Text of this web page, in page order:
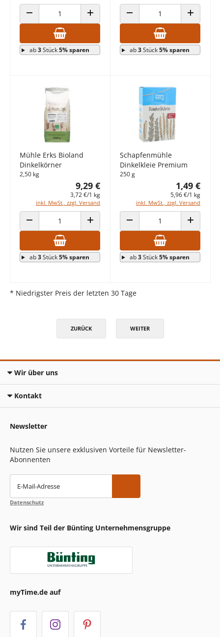
ANZAHL VERRINGERN ANZAHL ERHÖHEN
ab3Stück5% sparen
ANZAHL VERRINGERN ANZAHL
ab3Stück5% sparen
Mühle Erks Bioland
Dinkelkörner
2,50 kg
9,29 €
3,72 €/1 kg
inkl. MwSt., zzgl. Versand
ANZAHL VERRINGERN ANZAHL ERHÖHEN
ab3Stück5% sparen
Schapfenmühle
Dinkelkleie Premium
250 g
1,49 €
5,96 €/1 kg
inkl. MwSt., zzgl. Versand
ANZAHL VERRINGERN ANZAHL
ab3Stück5% sparen
* Niedrigster Preis der letzten 30 Tage
ZURÜCK WEITER
Wir über uns
Kontakt
Newsletter
Nutzen Sie unsere exklusiven Vorteile für Newsletter-
Abonnenten
E-Mail-Adresse
Datenschutz
Wir sind Teil der Bünting Unternehmensgruppe
myTime.de auf